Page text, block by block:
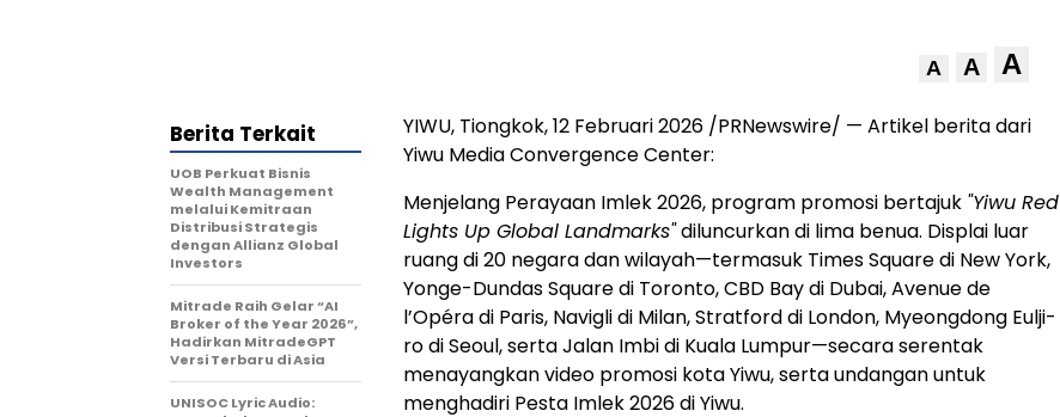
A A A
YIWU, Tiongkok, 12 Februari 2026 /PRNewswire/ — Artikel berita dari
Yiwu Media Convergence Center:
Menjelang Perayaan Imlek 2026, program promosi bertajuk "Yiwu Red
Lights Up Global Landmarks"diluncurkan di lima benua. Displai luar
ruang di 20 negara dan wilayah—termasuk Times Square di New York,
Yonge-Dundas Square di Toronto, CBD Bay di Dubai, Avenue de
l’Opéra di Paris, Navigli di Milan, Stratford di London, Myeongdong Eulji-
ro di Seoul, serta Jalan Imbi di Kuala Lumpur—secara serentak
menayangkan video promosi kota Yiwu, serta undangan untuk
menghadiri Pesta Imlek 2026 di Yiwu.
Berita Terkait
UOB Perkuat Bisnis
Wealth Management
melalui Kemitraan
Distribusi Strategis
dengan Allianz Global
Investors
Mitrade Raih Gelar “AI
Broker of the Year 2026”,
Hadirkan MitradeGPT
Versi Terbaru di Asia
UNISOC Lyric Audio: